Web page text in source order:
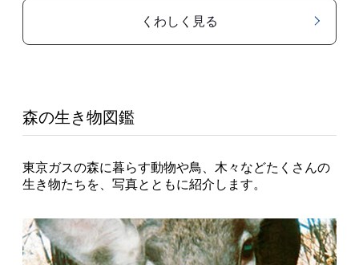
くわしく見る
森の生き物図鑑
東京ガスの森に暮らす動物や鳥、木々などたくさんの
生き物たちを、写真とともに紹介します。